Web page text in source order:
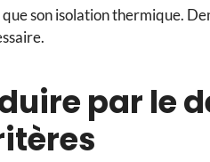
son isolation thermique.
par le